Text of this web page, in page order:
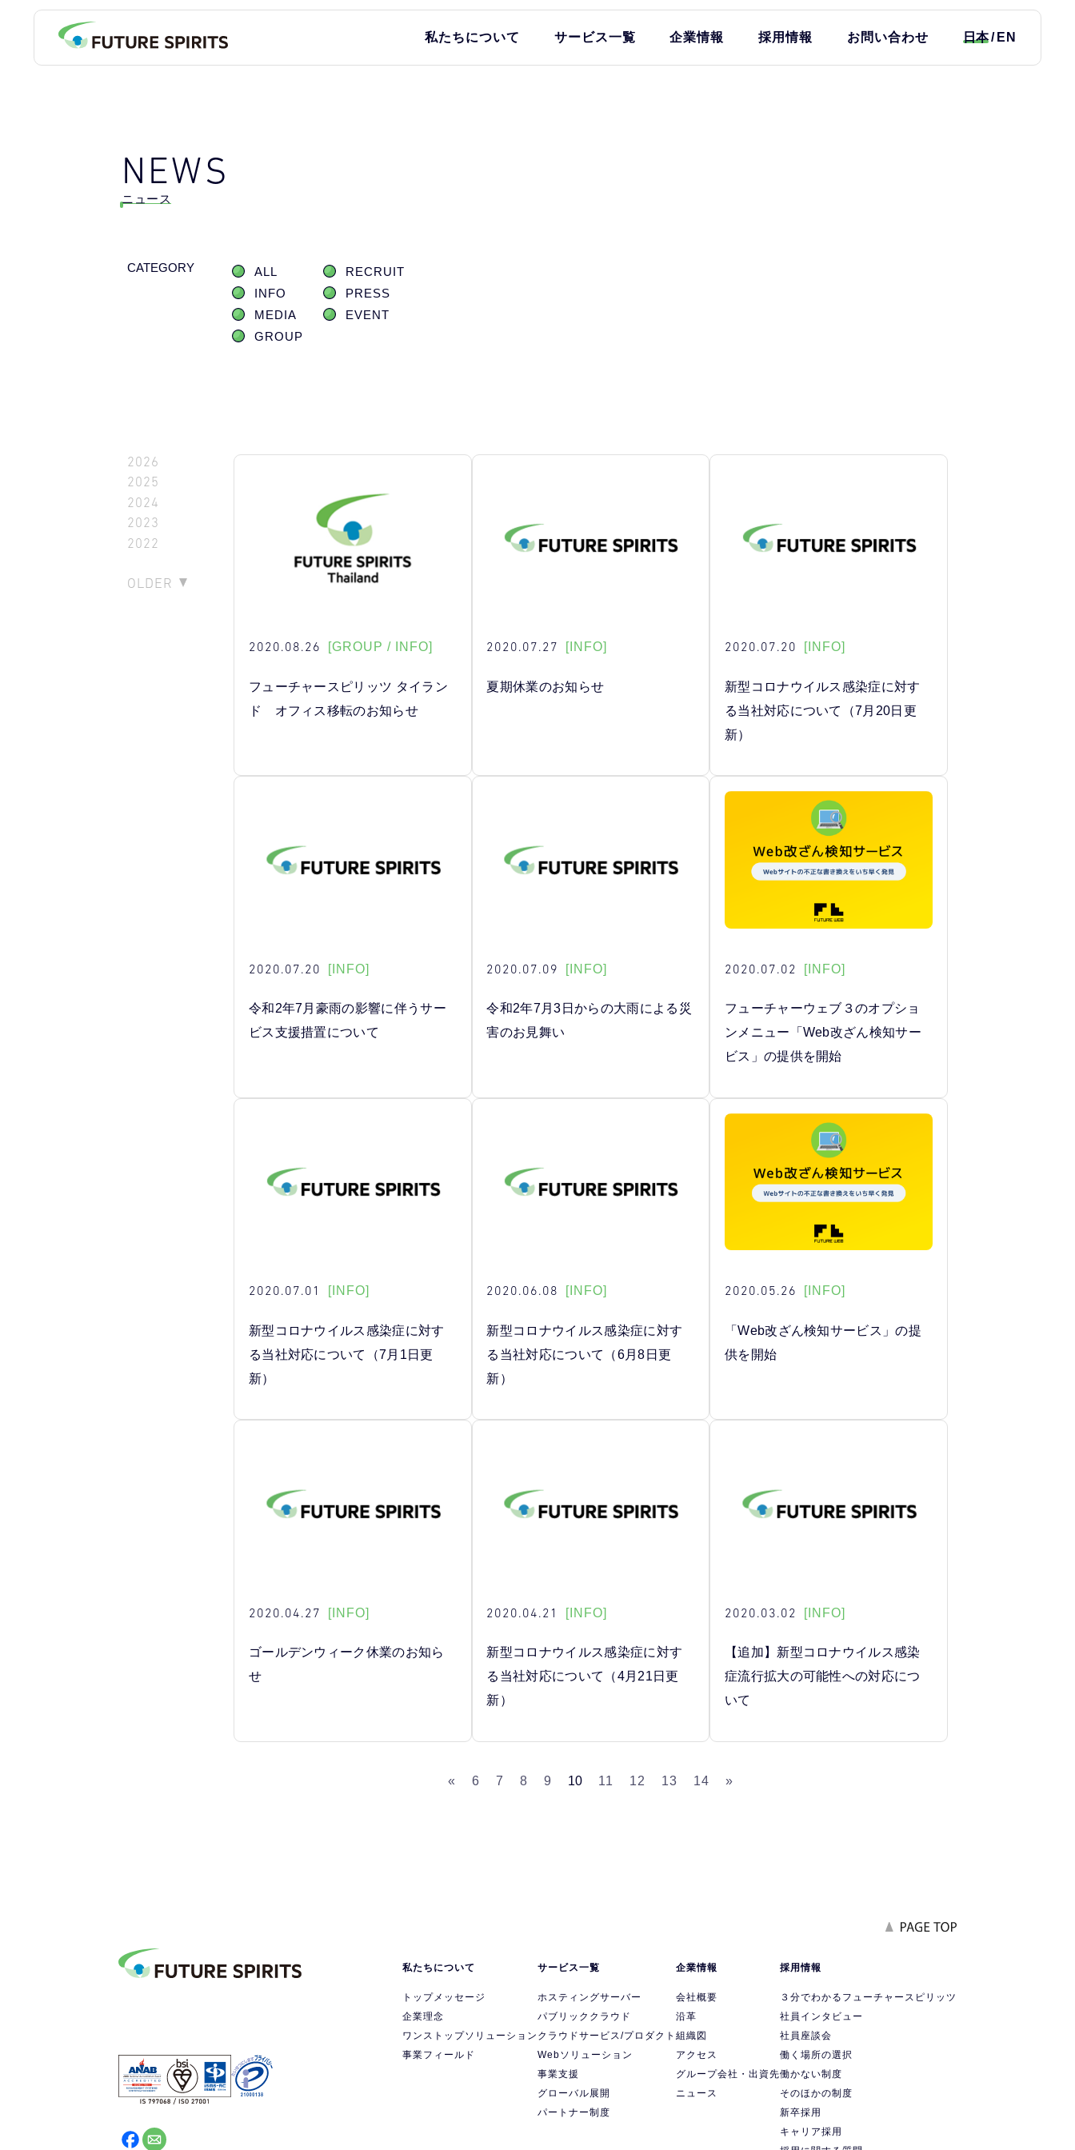
私たちについて サービス一覧 企業情報 採用情報 お問い合わせ 日本 EN
NEWS
ニュース
CATEGORY ALL
RECRUIT
INFO
PRESS
MEDIA
EVENT
GROUP
2026
2025
2024
2023
2022
OLDER
2020.08.26 [GROUP / INFO]
フューチャースピリッツ タイラン
ド オフィス移転のお知らせ
2020.07.27 [INFO]
夏期休業のお知らせ
2020.07.20 [INFO]
新型コロナウイルス感染症に対す
る当社対応について（7月20日更
新）
2020.07.20 [INFO]
令和2年7月豪雨の影響に伴うサー
ビス支援措置について
2020.07.09 [INFO]
令和2年7月3日からの大雨による災
害のお見舞い
2020.07.02 [INFO]
フューチャーウェブ３のオプショ
ンメニュー「Web改ざん検知サー
ビス」の提供を開始
2020.07.01 [INFO]
新型コロナウイルス感染症に対す
る当社対応について（7月1日更
新）
2020.06.08 [INFO]
新型コロナウイルス感染症に対す
る当社対応について（6月8日更
新）
2020.05.26 [INFO]
「Web改ざん検知サービス」の提
供を開始
2020.04.27 [INFO]
ゴールデンウィーク休業のお知ら
せ
2020.04.21 [INFO]
新型コロナウイルス感染症に対す
る当社対応について（4月21日更
新）
2020.03.02 [INFO]
【追加】新型コロナウイルス感染
症流行拡大の可能性への対応につ
いて
« 6 7 8 9 10 11 12 13 14 »
私たちについて
トップメッセージ
企業理念
ワンストップソリューション
事業フィールド
サービス一覧
ホスティングサーバー
パブリッククラウド
クラウドサービス/プロダクト
Webソリューション
事業支援
グローバル展開
パートナー制度
企業情報
会社概要
沿革
組織図
アクセス
グループ会社・出資先
ニュース
採用情報
３分でわかるフューチャースピリッツ
社員インタビュー
社員座談会
働く場所の選択
働かない制度
そのほかの制度
新卒採用
キャリア採用